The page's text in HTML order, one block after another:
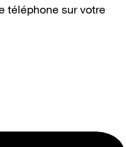
téléphone sur votre